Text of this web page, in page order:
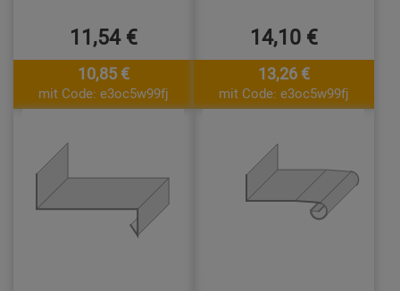
11,54 €
10,85 €
mit Code: e3oc5w99fj
14,10 €
13,26 €
mit Code: e3oc5w99fj